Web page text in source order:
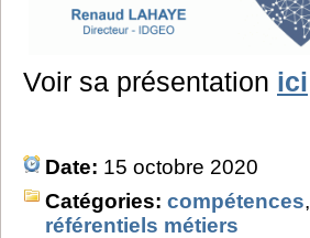
Voir sa présentation ici
Date: 15 octobre 2020
Catégories: compétences,
référentiels métiers